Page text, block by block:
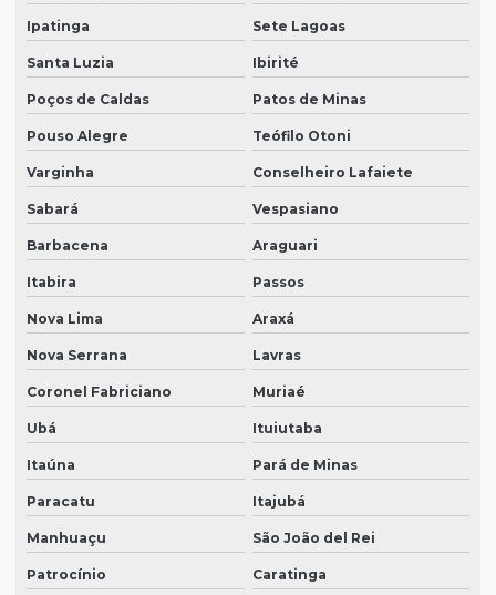
Ipatinga Sete Lagoas
Santa Luzia Ibirité
Poços de Caldas Patos de Minas
Pouso Alegre Teófilo Otoni
Varginha Conselheiro Lafaiete
Sabará Vespasiano
Barbacena Araguari
Itabira Passos
Nova Lima Araxá
Nova Serrana Lavras
Coronel Fabriciano Muriaé
Ubá Ituiutaba
Itaúna Pará de Minas
Paracatu Itajubá
Manhuaçu São João del Rei
Patrocínio Caratinga